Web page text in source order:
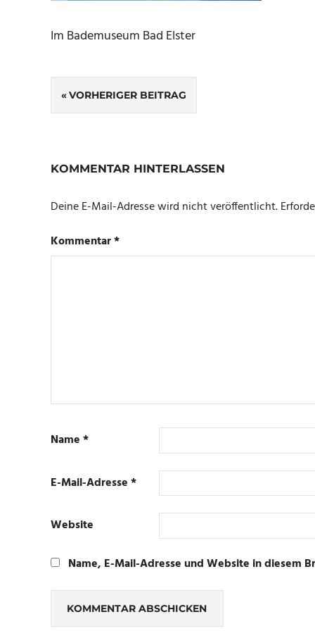
Im Bademuseum Bad Elster
Beitragsnavigation
VORHERIGER BEITRAG
KOMMENTAR HINTERLASSEN
Deine E-Mail-Adresse wird nicht veröffentlicht.
Kommentar*
Name*
E-Mail-Adresse*
Website
Name, E-Mail-Adresse und Website in diesem